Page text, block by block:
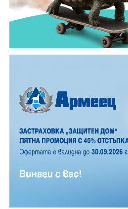
12 АВГУСТ (сряда)
19:00ч. „Книга за книга“ –
друга, обсъди заглавия и
20:00ч. Концерт на група
Zov&Vakavliev, Toria
21:30ч. Коктейли и музика
обикновена лятна вечер.